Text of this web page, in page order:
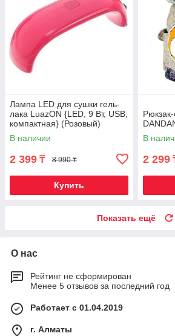
Лампа LED для сушки гель-
лака LuazON {LED, 9 Вт, USB,
компактная} (Розовый)
В наличии
2 399 ₸ 8 990 ₸
Купить
В
2 299
Показать ещё
О нас
Рейтинг не сформирован
Менее 5 отзывов за последний год
Работает с 01.04.2019
г. Алматы